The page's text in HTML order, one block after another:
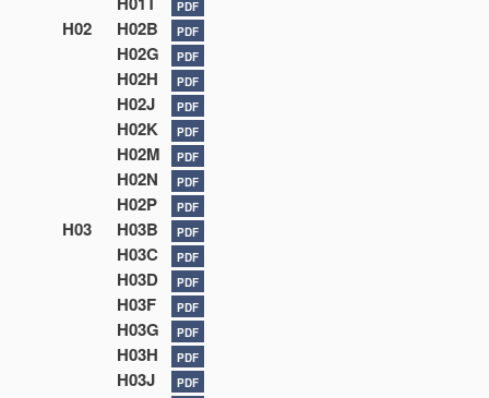
PDF
H02 H02B PDF
H02G PDF
H02H PDF
H02J PDF
H02K PDF
H02M PDF
H02N PDF
H02P PDF
H03 H03B PDF
H03C PDF
H03D PDF
H03F PDF
H03G PDF
H03H PDF
H03J PDF